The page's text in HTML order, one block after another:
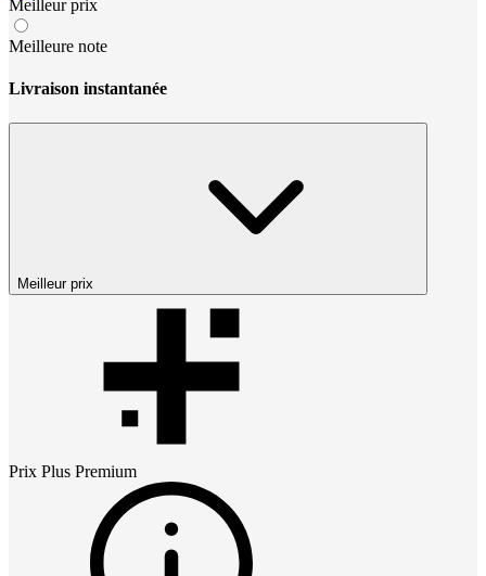
Meilleur prix
Meilleure note
Livraison instantanée
Meilleur prix
Prix Plus Premium